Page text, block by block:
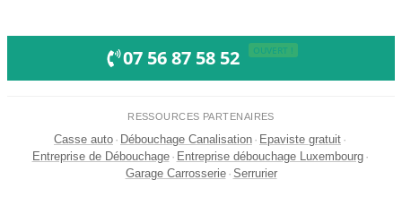
07 56 87 58 52 OUVERT !
RESSOURCES PARTENAIRES
Casse auto · Débouchage Canalisation · Epaviste gratuit ·
Entreprise de Débouchage · Entreprise débouchage Luxembourg ·
Garage Carrosserie · Serrurier